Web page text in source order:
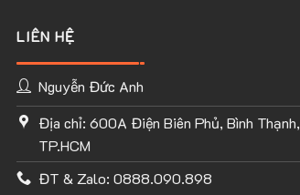
LIÊN HỆ
Nguyễn Đức Anh
Địa chỉ: 600A Điện Biên Phủ, Bình Thạnh,
TP.HCM
ĐT & Zalo: 0888.090.898